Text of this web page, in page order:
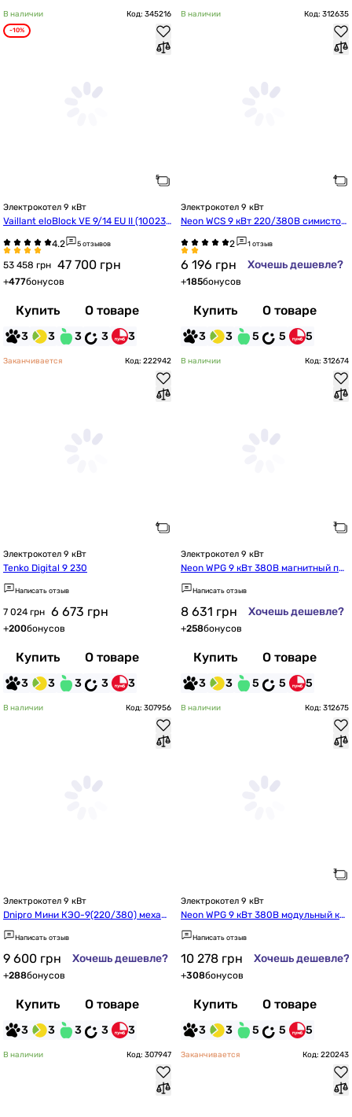
В наличии Код: 345216
-10%
Электрокотел 9 кВт
Vaillant eloBlock VE 9/14 EU II (100236
5 отзывов
53 458 грн 47 700 грн
+477бонусов
Купить О товаре
3 3 3 3 3
В наличии Код: 312635
Электрокотел 9 кВт
Neon WCS 9 кВт 220/380В симистор
Philips (s19312)
1 отзыв
6 196 грн Хочешь дешевле?
+185бонусов
Купить О товаре
3 3 5 5 5
Заканчивается Код: 222942
Электрокотел 9 кВт
Tenko Digital 9 230
Написать отзыв
7 024 грн 6 673 грн
+200бонусов
Купить О товаре
3 3 3 3 3
В наличии Код: 312674
Электрокотел 9 кВт
Neon WPG 9 кВт 380В магнитный пу
скатель TAKEL (G19216p)
Написать отзыв
8 631 грн Хочешь дешевле?
+258бонусов
Купить О товаре
3 3 5 5 5
В наличии Код: 307956
Электрокотел 9 кВт
Dnipro Мини КЭО-9(220/380) механ
ический без насоса
Написать отзыв
9 600 грн Хочешь дешевле?
+288бонусов
Купить О товаре
3 3 3 3 3
В наличии Код: 312675
Электрокотел 9 кВт
Neon WPG 9 кВт 380В модульный ко
нтактор ETI (G19217c)
Написать отзыв
10 278 грн Хочешь дешевле?
+308бонусов
Купить О товаре
3 3 5 5 5
В наличии Код: 307947 Заканчивается Код: 220243